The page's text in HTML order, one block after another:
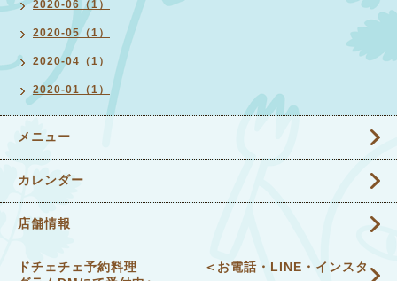
2020-06（1）
2020-05（1）
2020-04（1）
2020-01（1）
メニュー
カレンダー
店舗情報
ドチェチェ予約料理 ＜お電話・LINE・インスタ